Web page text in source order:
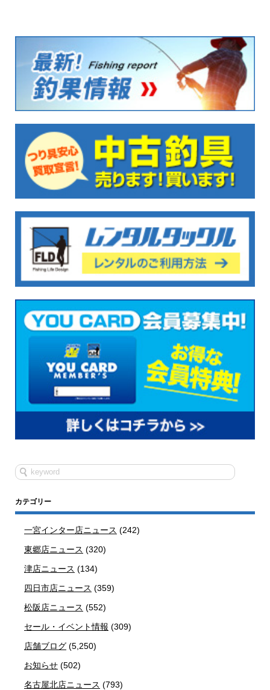
カテゴリー
一宮インター店ニュース (242)
東郷店ニュース (320)
津店ニュース (134)
四日市店ニュース (359)
松阪店ニュース (552)
セール・イベント情報 (309)
店舗ブログ (5,250)
お知らせ (502)
名古屋北店ニュース (793)